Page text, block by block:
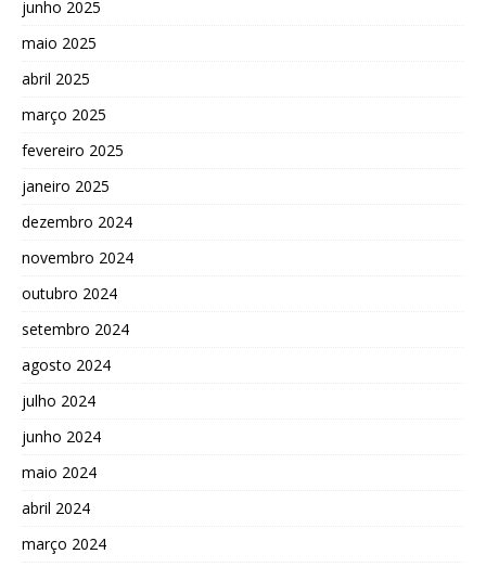
junho 2025
maio 2025
abril 2025
março 2025
fevereiro 2025
janeiro 2025
dezembro 2024
novembro 2024
outubro 2024
setembro 2024
agosto 2024
julho 2024
junho 2024
maio 2024
abril 2024
março 2024